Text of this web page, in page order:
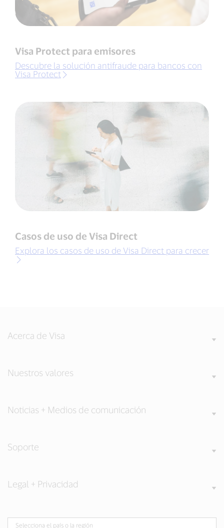
Visa Protect para emisores
Descubre la solución antifraude para bancos con
Visa Protect
Casos de uso de Visa Direct
Explora los casos de uso de Visa Direct para crecer
Acerca de Visa
Nuestros valores
Noticias + Medios de comunicación
Soporte
Legal + Privacidad
Selecciona el país o la región